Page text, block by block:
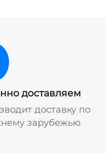
доставляем
доставку по
зарубежью